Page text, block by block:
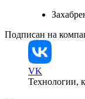
Подписан на
VK
Технологии,